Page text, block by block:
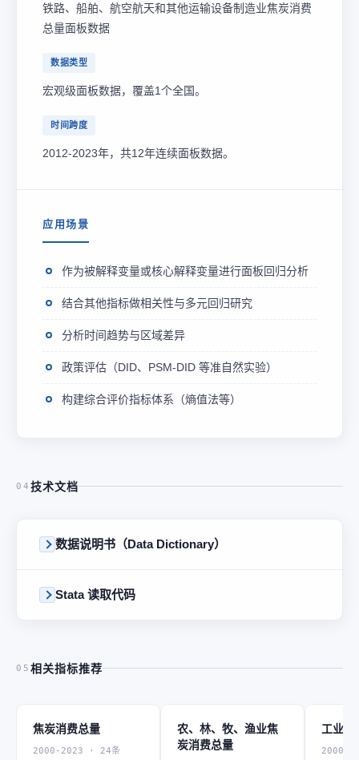
铁路、船舶、航空航天和其他运输设备制造业焦炭消费
总量面板数据
数据类型
宏观级面板数据，覆盖1个全国。
时间跨度
2012-2023年，共12年连续面板数据。
应用场景
作为被解释变量或核心解释变量进行面板回归分析
结合其他指标做相关性与多元回归研究
分析时间趋势与区域差异
政策评估（DID、PSM-DID 等准自然实验）
构建综合评价指标体系（熵值法等）
04 技术文档
数据说明书（Data Dictionary）
Stata 读取代码
05 相关指标推荐
焦炭消费总量
2000-2023 · 24条
农、林、牧、渔业焦
炭消费总量
工业焦
2000-